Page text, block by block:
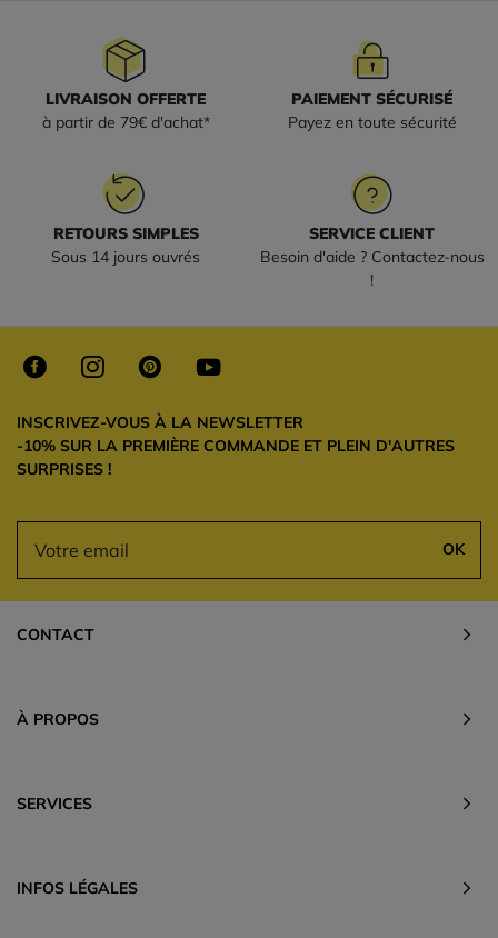
LIVRAISON OFFERTE
à partir de 79€ d'achat*
PAIEMENT SÉCURISÉ
Payez en toute sécurité
RETOURS SIMPLES
Sous 14 jours ouvrés
SERVICE CLIENT
Besoin d'aide ? Contactez-nous
!
INSCRIVEZ-VOUS À LA NEWSLETTER
-10% SUR LA PREMIÈRE COMMANDE ET PLEIN D'AUTRES
SURPRISES !
OK
CONTACT
À PROPOS
SERVICES
INFOS LÉGALES